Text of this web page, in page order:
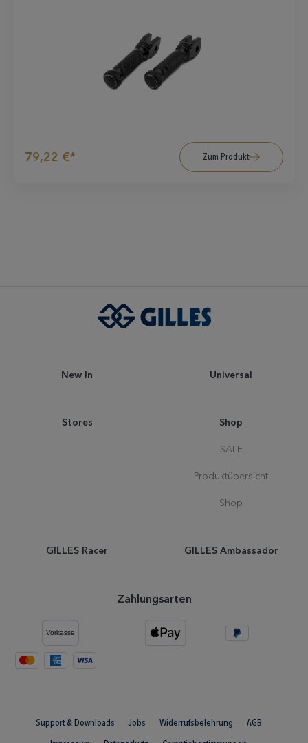
79,22 €* Zum Produkt
New In Universal
Stores Shop
SALE
Produktübersicht
Shop
GILLES Racer GILLES Ambassador
Zahlungsarten
Support & Downloads Jobs Widerrufsbelehrung AGB